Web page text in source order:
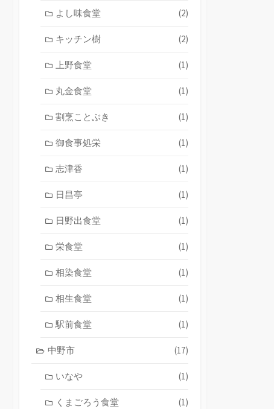
よし味食堂 (2)
キッチン樹 (2)
上野食堂 (1)
丸金食堂 (1)
割烹ことぶき (1)
御食事処栄 (1)
志津香 (1)
日昌亭 (1)
日野出食堂 (1)
栄食堂 (1)
相染食堂 (1)
相生食堂 (1)
駅前食堂 (1)
中野市 (17)
いなや (1)
くまごろう食堂 (1)